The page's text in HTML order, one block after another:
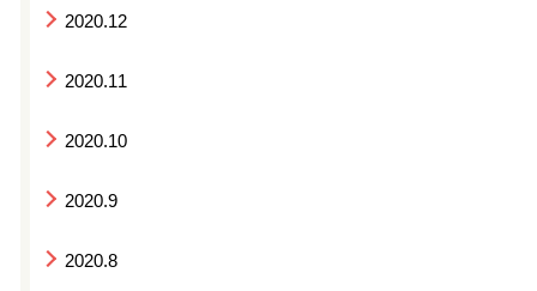
2020.12
2020.11
2020.10
2020.9
2020.8